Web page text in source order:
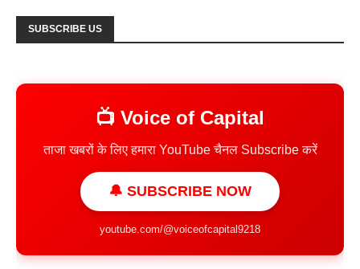
SUBSCRIBE US
📺 Voice of Capital
ताजा खबरों के लिए हमारा YouTube चैनल Subscribe करें
🔔 SUBSCRIBE NOW
youtube.com/@voiceofcapital9218